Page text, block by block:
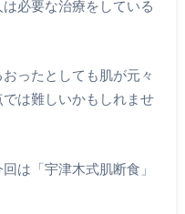
必要な治療をしている
ったとしても肌が元々
は難しいかもしれませ
は「宇津木式肌断食」